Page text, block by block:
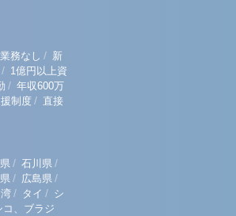
務なし / 新
/ 1億円以上資
/ 年収600万
制度 / 直接
/ 石川県 /
/ 広島県 /
/ タイ / シ
、ブラジ